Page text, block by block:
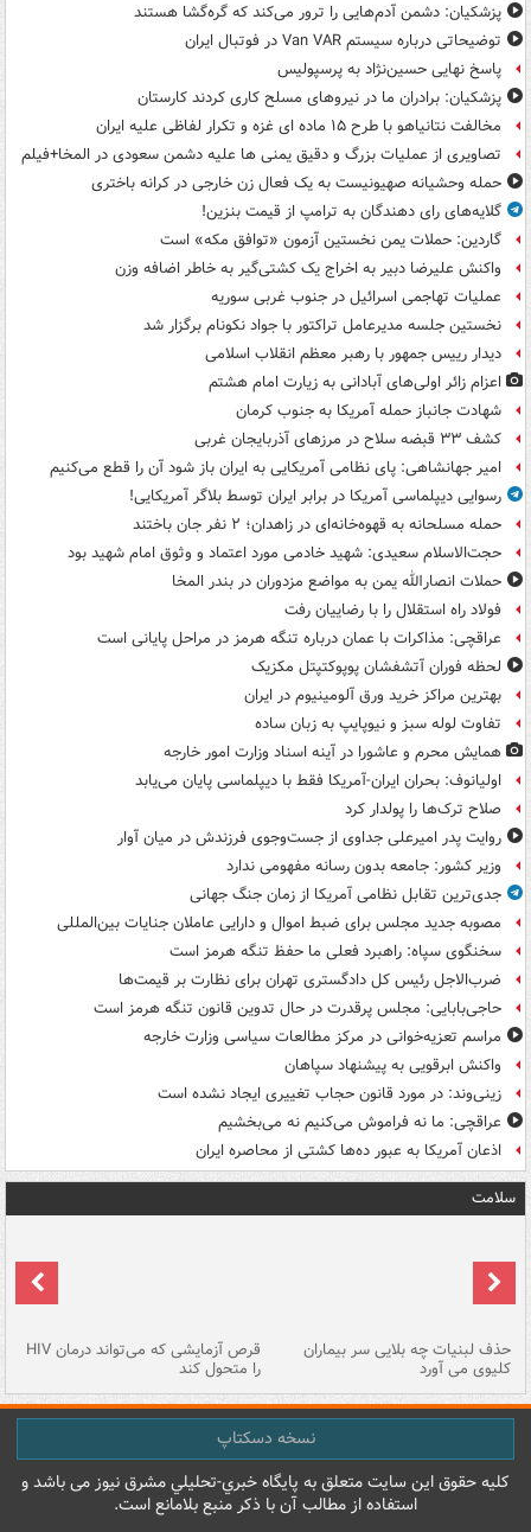
پزشکیان: دشمن آدم‌هایی را ترور می‌کند که گره‌گشا هستند
توضیحاتی درباره سیستم Van VAR در فوتبال ایران
پاسخ نهایی حسین‌نژاد به پرسپولیس
پزشکیان: برادران ما در نیروهای مسلح کاری کردند کارستان
مخالفت نتانیاهو با طرح ۱۵ ماده ای غزه و تکرار لفاظی علیه ایران
تصاویری از عملیات بزرگ و دقیق یمنی ها علیه دشمن سعودی در المخا+فیلم
حمله وحشیانه صهیونیست به یک فعال زن خارجی در کرانه باختری
گلایه‌های رای دهندگان به ترامپ از قیمت بنزین!
گاردین: حملات یمن نخستین آزمون «توافق مکه» است
واکنش علیرضا دبیر به اخراج یک کشتی‌گیر به خاطر اضافه وزن
عملیات تهاجمی اسرائیل در جنوب غربی سوریه
نخستین جلسه مدیرعامل تراکتور با جواد نکونام برگزار شد
دیدار رییس جمهور با رهبر معظم انقلاب اسلامی
اعزام زائر اولی‌های آبادانی به زیارت امام هشتم
شهادت جانباز حمله آمریکا به جنوب کرمان
کشف ۳۳ قبضه سلاح در مرزهای آذربایجان غربی
امیر جهانشاهی: پای نظامی آمریکایی به ایران باز شود آن را قطع می‌کنیم
رسوایی دیپلماسی آمریکا در برابر ایران توسط بلاگر آمریکایی!
حمله مسلحانه به قهوه‌خانه‌ای در زاهدان؛ ۲ نفر جان باختند
حجت‌الاسلام سعیدی: شهید خادمی مورد اعتماد و وثوق امام شهید بود
حملات انصارالله یمن به مواضع مزدوران در بندر المخا
فولاد راه استقلال را با رضاییان رفت
عراقچی: مذاکرات با عمان درباره تنگه هرمز در مراحل پایانی است
لحظه فوران آتشفشان پوپوکتپتل مکزیک
بهترین مراکز خرید ورق آلومینیوم در ایران
تفاوت لوله سبز و نیوپایپ به زبان ساده
همایش محرم و عاشورا در آینه اسناد وزارت امور خارجه
اولیانوف: بحران ایران-آمریکا فقط با دیپلماسی پایان می‌یابد
صلاح ترک‌ها را پولدار کرد
روایت پدر امیرعلی جداوی از جست‌وجوی فرزندش در میان آوار
وزیر کشور: جامعه بدون رسانه مفهومی ندارد
جدی‌ترین تقابل نظامی آمریکا از زمان جنگ جهانی
مصوبه جدید مجلس برای ضبط اموال و دارایی عاملان جنایات بین‌المللی
سخنگوی سپاه: راهبرد فعلی ما حفظ تنگه هرمز است
ضرب‌الاجل رئیس کل دادگستری تهران برای نظارت بر قیمت‌ها
حاجی‌بابایی: مجلس پرقدرت در حال تدوین قانون تنگه هرمز است
مراسم تعزیه‌خوانی در مرکز مطالعات سیاسی وزارت خارجه
واکنش ابرقویی به پیشنهاد سپاهان
زینی‌وند: در مورد قانون حجاب تغییری ایجاد نشده است
عراقچی: ما نه فراموش می‌کنیم نه می‌بخشیم
اذعان آمریکا به عبور ده‌ها کشتی از محاصره ایران
سلامت
حذف لبنیات چه بلایی سر بیماران
کلیوی می آورد
قرص آزمایشی که می‌تواند درمان HIV
را متحول کند
نسخه دسکتاپ
کليه حقوق اين سايت متعلق به پایگاه خبري-تحليلي مشرق نيوز می باشد و
استفاده از مطالب آن با ذکر منبع بلامانع است.